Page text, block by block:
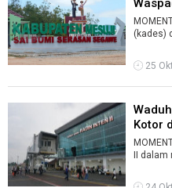
...
(kades)
25
Kotor
II